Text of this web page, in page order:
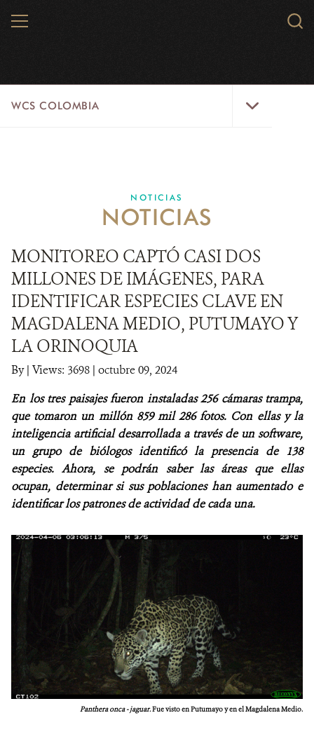
MENU
WCS COLOMBIA
EJES ESTRATÉGICOS
AQUÍ TRABAJAMOS
LÍNEAS DE ACCIÓN
MICROSITIOS
WCS VISUAL
ALIADOS Y ALIANZAS
COBERTURA EN MEDIOS DE COMUNICACIÓN
INFORME ANUAL WCS
MECANISMO DE ATENCIÓN DE QUEJAS Y RECLAMOS
DONA
NOTICIAS
NOTICIAS
MONITOREO CAPTÓ CASI DOS
MILLONES DE IMÁGENES, PARA
IDENTIFICAR ESPECIES CLAVE EN
MAGDALENA MEDIO, PUTUMAYO Y
LA ORINOQUIA
By| Views: 3698 | octubre 09, 2024
En los tres paisajes fueron instaladas 256 cámaras trampa,
que tomaron un millón 859 mil 286 fotos. Con ellas y la
inteligencia artificial desarrollada a través de un software,
un grupo de biólogos identificó la presencia de 138
especies. Ahora, se podrán saber las áreas que ellas
ocupan, determinar si sus poblaciones han aumentado e
identificar los patrones de actividad de cada una.
Panthera onca - jaguar.Fue visto en Putumayo y en el Magdalena Medio.